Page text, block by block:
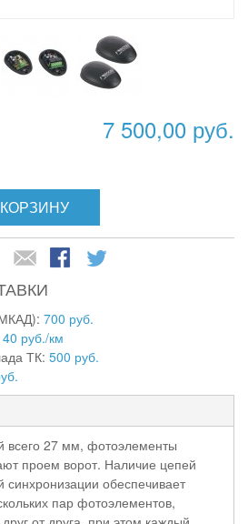
7 500,00 руб.
700 руб.
40 руб./км
ТК: 500 руб.
всего 27 мм, фотоэлементы
проем ворот. Наличие цепей
синхронизации обеспечивает
пар фотоэлементов,